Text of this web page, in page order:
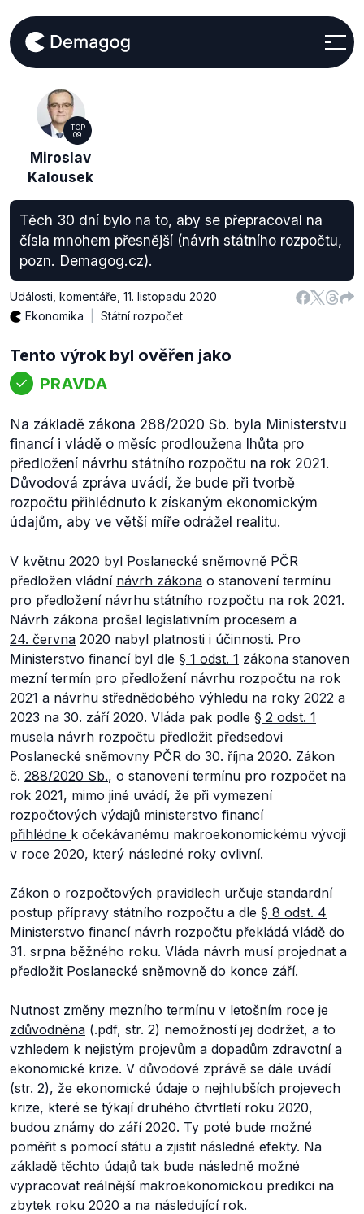
TOP
09
Miroslav
Kalousek
Těch 30 dní bylo na to, aby se přepracoval na
čísla mnohem přesnější (návrh státního rozpočtu,
pozn. Demagog.cz).
Události, komentáře 11. listopadu 2020
Ekonomika
Státní rozpočet
Tento výrok byl ověřen jako
PRAVDA
Na základě zákona 288/2020 Sb. byla Ministerstvu
financí i vládě o měsíc prodloužena lhůta pro
předložení návrhu státního rozpočtu na rok 2021.
Důvodová zpráva uvádí, že bude při tvorbě
rozpočtu přihlédnuto k získaným ekonomickým
údajům, aby ve větší míře odrážel realitu.
V květnu 2020 byl Poslanecké sněmovně PČR
předložen vládní návrh zákona o stanovení termínu
pro předložení návrhu státního rozpočtu na rok 2021.
Návrh zákona prošel legislativním procesem a
24. června 2020 nabyl platnosti i účinnosti. Pro
Ministerstvo financí byl dle § 1 odst. 1 zákona stanoven
mezní termín pro předložení návrhu rozpočtu na rok
2021 a návrhu střednědobého výhledu na roky 2022 a
2023 na 30. září 2020. Vláda pak podle § 2 odst. 1
musela návrh rozpočtu předložit předsedovi
Poslanecké sněmovny PČR do 30. října 2020. Zákon
č. 288/2020 Sb., o stanovení termínu pro rozpočet na
rok 2021, mimo jiné uvádí, že při vymezení
rozpočtových výdajů ministerstvo financí
přihlédne k očekávanému makroekonomickému vývoji
v roce 2020, který následné roky ovlivní.
Zákon o rozpočtových pravidlech určuje standardní
postup přípravy státního rozpočtu a dle § 8 odst. 4
Ministerstvo financí návrh rozpočtu překládá vládě do
31. srpna běžného roku. Vláda návrh musí projednat a
předložit Poslanecké sněmovně do konce září.
Nutnost změny mezního termínu v letošním roce je
zdůvodněna (.pdf, str. 2) nemožností jej dodržet, a to
vzhledem k nejistým projevům a dopadům zdravotní a
ekonomické krize. V důvodové zprávě se dále uvádí
(str. 2), že ekonomické údaje o nejhlubších projevech
krize, které se týkají druhého čtvrtletí roku 2020,
budou známy do září 2020. Ty poté bude možné
poměřit s pomocí státu a zjistit následné efekty. Na
základě těchto údajů tak bude následně možné
vypracovat reálnější makroekonomickou predikci na
zbytek roku 2020 a na následující rok.